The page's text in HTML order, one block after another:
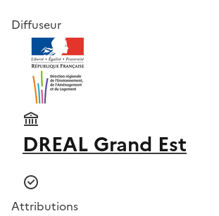
Diffuseur
DREAL Grand Est
Attributions